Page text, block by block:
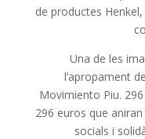
de productes
Una de les
l’apropament
Movimiento Piu.
296 euros que
socials i